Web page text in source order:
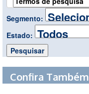
Segmento:
Estado:
Confira Também